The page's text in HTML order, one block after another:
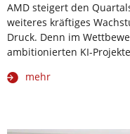
AMD steigert den
weiteres kräftiges
Druck. Denn im
ambitionierten KI-
mehr